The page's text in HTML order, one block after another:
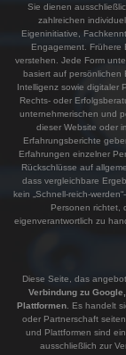
Sie dienen
zahlreichen
Eigeninitiative,
Engagement. Frühere
verstehen. Jede Form
basiert auf persönlichen
Intelligenz sowie digitaler
Rechts- oder
unternehmerischen und
dieser Website oder
Erfahrungsberichte
Erfahrungen einzelner
Rückschlüsse auf
dass vergleichbare
kein „Schnell-reich-
Personen richtet,
eigenverantwortlich zu
Diese Seite, das
Verbindung zu
Plattformen . Es handelt
oder Partnerschaft
und Plattformen sind
ausschließlich zur